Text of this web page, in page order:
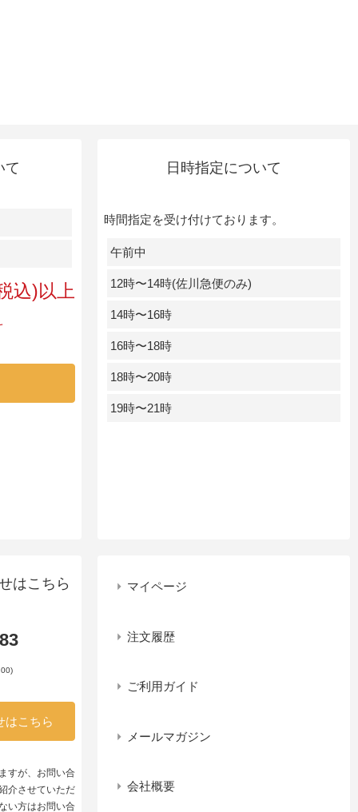
て
込)以上
日時指定について
時間指定を受け付けております。
午前中
12時〜14時(佐川急便のみ)
14時〜16時
16時〜18時
18時〜20時
19時〜21時
はこちら
はこちら
すが、お問い合
介させていただ
い方はお問い合
マイページ
注文履歴
ご利用ガイド
メールマガジン
会社概要